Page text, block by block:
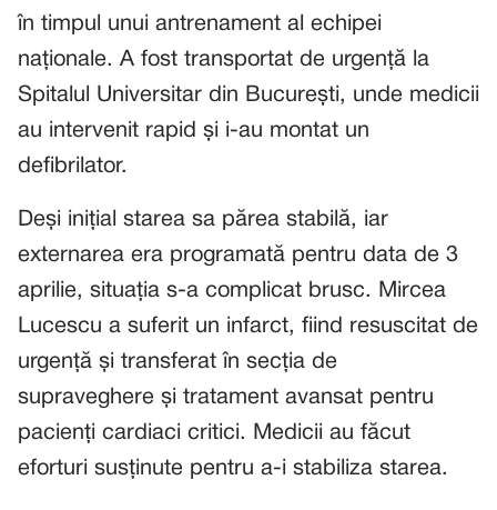
în timpul unui antrenament al echipei
naționale. A fost transportat de urgență la
Spitalul Universitar din București, unde medicii
au intervenit rapid și i-au montat un
defibrilator.
Deși inițial starea sa părea stabilă, iar
externarea era programată pentru data de 3
aprilie, situația s-a complicat brusc. Mircea
Lucescu a suferit un infarct, fiind resuscitat de
urgență și transferat în secția de
supraveghere și tratament avansat pentru
pacienți cardiaci critici. Medicii au făcut
eforturi susținute pentru a-i stabiliza starea.